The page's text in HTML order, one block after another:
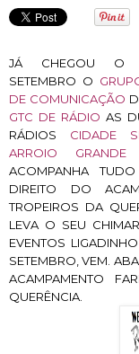
JÁ CHEGOU O
SETEMBRO O
DE COMUNICAÇÃO
GTC DE RÁDIO AS
RÁDIOS CIDADE
ARROIO GRANDE
ACOMPANHA
DIREITO DO
TROPEIROS DA
LEVA O SEU
EVENTOS
SETEMBRO, VEM.
ACAMPAMENTO
QUERÊNCIA.